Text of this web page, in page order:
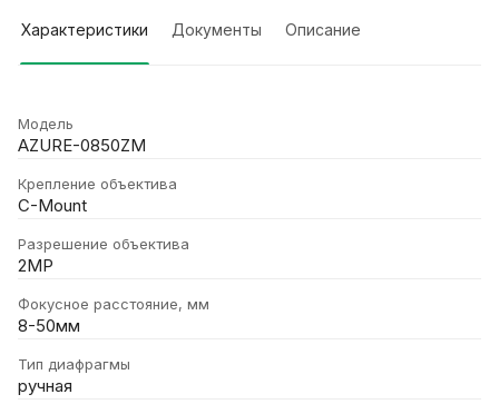
Характеристики Документы Описание
Модель
AZURE-0850ZM
Крепление объектива
C-Mount
Разрешение объектива
2MP
Фокусное расстояние, мм
8-50мм
Тип диафрагмы
ручная